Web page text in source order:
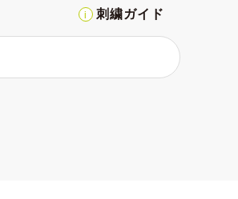
刺繍ガイド